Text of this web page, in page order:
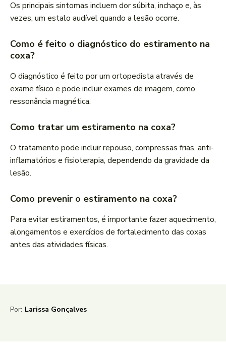
Os principais sintomas incluem dor súbita, inchaço e, às
vezes, um estalo audível quando a lesão ocorre.
Como é feito o diagnóstico do estiramento na
coxa?
O diagnóstico é feito por um ortopedista através de
exame físico e pode incluir exames de imagem, como
ressonância magnética.
Como tratar um estiramento na coxa?
O tratamento pode incluir repouso, compressas frias, anti-
inflamatórios e fisioterapia, dependendo da gravidade da
lesão.
Como prevenir o estiramento na coxa?
Para evitar estiramentos, é importante fazer aquecimento,
alongamentos e exercícios de fortalecimento das coxas
antes das atividades físicas.
Por: Larissa Gonçalves